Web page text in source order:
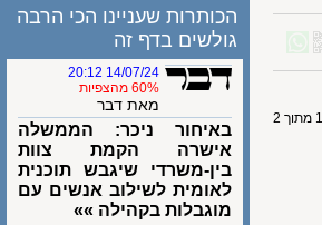
הכותרות שעניינו הכי הרבה
גולשים בדף זה
14/07/24 20:12
60% מהצפיות
מאת דבר
באיחור ניכר: הממשלה
אישרה הקמת צוות
בין-משרדי שיגבש תוכנית
לאומית לשילוב אנשים עם
מוגבלות בקהילה »»